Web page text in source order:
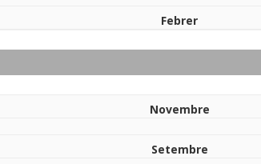
Febrer
Novembre
Setembre